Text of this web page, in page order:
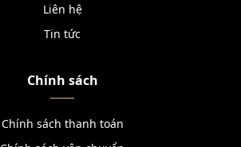
Liên hệ
Tin tức
Chính sách
Chính sách thanh toán